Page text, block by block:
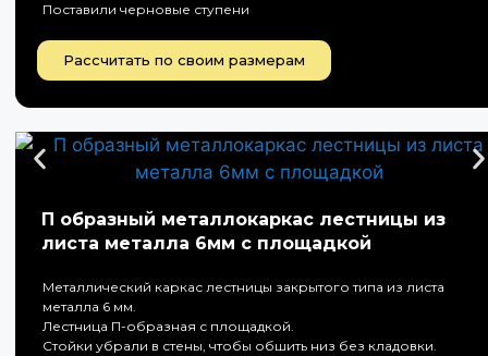
Поставили черновые ступени
Рассчитать по своим размерам
П образный металлокаркас лестницы из
листа металла 6мм с площадкой
Металлический каркас лестницы закрытого типа из листа
металла 6 мм.
Лестница П-образная с площадкой.
Стойки убрали в стены, чтобы обшить низ без кладовки.